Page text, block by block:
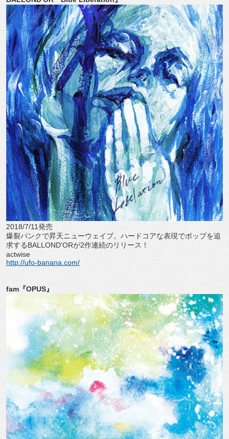
2018/7/11発売
爆裂パンクで昇天ニューウェイブ。ハードコアな表現でポップを追
求するBALLOND'ORが2作連続のリリース！
actwise
http://ufo-banana.com/
fam『OPUS』